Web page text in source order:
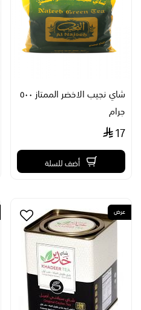
شاي نجيب الاخضر الممتاز ٥٠٠
جرام
17
أضف للسلة
عرض